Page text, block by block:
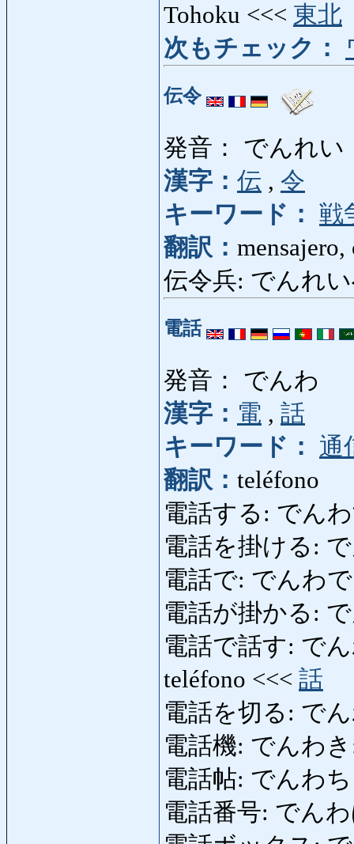
Tohoku <<< 東北
次もチェック：
伝令
発音： でんれい
漢字： 伝 , 令
キーワード： 戦
翻訳： mensajero,
伝令兵: でんれ
電話
発音： でんわ
漢字： 電 , 話
キーワード：
通
翻訳： teléfono
電話する: でん
電話を掛ける:
電話で: でんわで
電話が掛かる:
電話で話す: でん
teléfono <<< 話
電話を切る: で
電話機: でんわ
電話帖: でんわ
電話番号: でん